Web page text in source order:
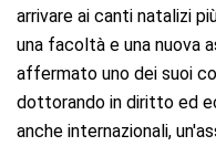
arrivare ai canti natalizi
una facoltà e una nuova
affermato uno dei suoi
dottorando in diritto ed
anche internazionali,